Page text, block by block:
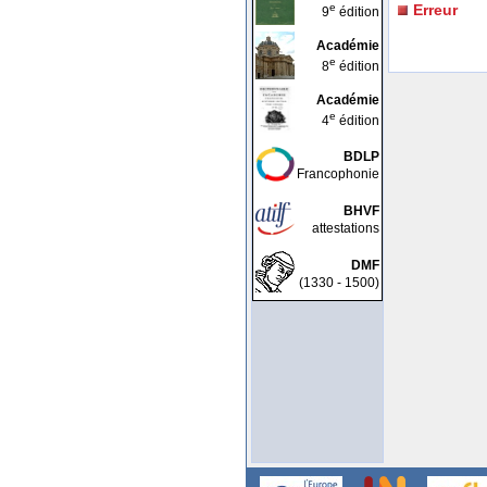
9e édition
Académie
8e édition
Académie
4e édition
BDLP
Francophonie
BHVF
attestations
DMF
(1330 - 1500)
Erreur